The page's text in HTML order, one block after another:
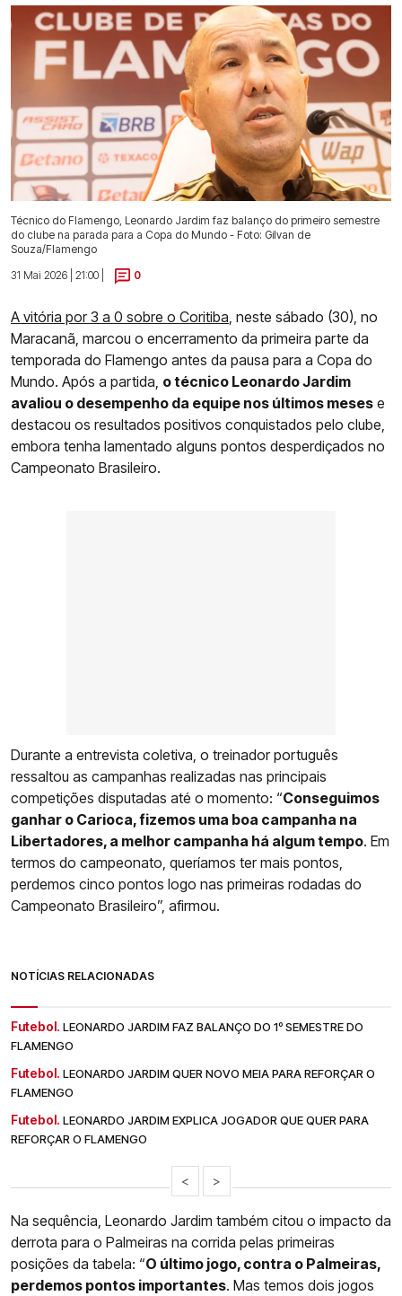
Técnico do Flamengo, Leonardo Jardim faz balanço do primeiro semestre
do clube na parada para a Copa do Mundo - Foto: Gilvan de
Souza/Flamengo
31 Mai 2026 | 21:00 |
0
A vitória por 3 a 0 sobre o Coritiba , neste sábado (30), no
Maracanã, marcou o encerramento da primeira parte da
temporada do Flamengo antes da pausa para a Copa do
Mundo. Após a partida, o técnico Leonardo Jardim
avaliou o desempenho da equipe nos últimos meses e
destacou os resultados positivos conquistados pelo clube,
embora tenha lamentado alguns pontos desperdiçados no
Campeonato Brasileiro.
Durante a entrevista coletiva, o treinador português
ressaltou as campanhas realizadas nas principais
competições disputadas até o momento: “Conseguimos
ganhar o Carioca, fizemos uma boa campanha na
Libertadores, a melhor campanha há algum tempo. Em
termos do campeonato, queríamos ter mais pontos,
perdemos cinco pontos logo nas primeiras rodadas do
Campeonato Brasileiro”, afirmou.
NOTÍCIAS RELACIONADAS
Futebol. LEONARDO JARDIM FAZ BALANÇO DO 1º SEMESTRE DO
FLAMENGO
Futebol. LEONARDO JARDIM QUER NOVO MEIA PARA REFORÇAR O
FLAMENGO
Futebol. LEONARDO JARDIM EXPLICA JOGADOR QUE QUER PARA
REFORÇAR O FLAMENGO
< >
Na sequência, Leonardo Jardim também citou o impacto da
derrota para o Palmeiras na corrida pelas primeiras
posições da tabela: “O último jogo, contra o Palmeiras,
perdemos pontos importantes. Mas temos dois jogos